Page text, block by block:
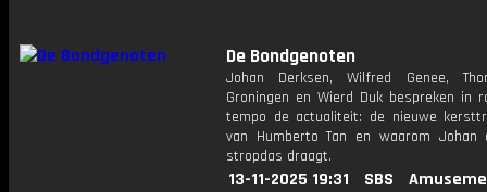
De Bondgenoten
Johan Derksen, Wilfred Genee,
Groningen en Wierd Duk bespreken in
tempo de actualiteit: de nieuwe
van Humberto Tan en waarom Johan
stropdas draagt.
13-11-2025 19:31 SBS